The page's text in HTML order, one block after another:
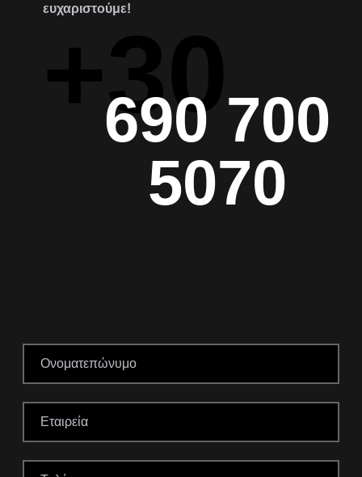
ευχαριστούμε!
+30
690 700
5070